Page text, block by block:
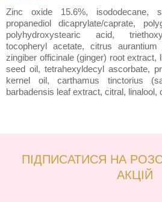
Zinc oxide 15.6%, isododecane,
propanediol dicaprylate/caprate,
polyhydroxystearic acid,
tocopheryl acetate, citrus
zingiber officinale (ginger) root extract,
seed oil, tetrahexyldecyl ascorbate,
kernel oil, carthamus tinctorius
barbadensis leaf extract, citral, linalool,
ПІДПИСАТИСЯ НА
АКЦІЙ